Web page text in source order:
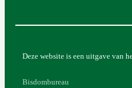
Deze website is een uitgave van
Bisdombureau